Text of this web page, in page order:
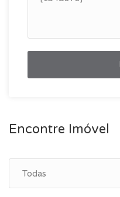
Encontre Imóvel